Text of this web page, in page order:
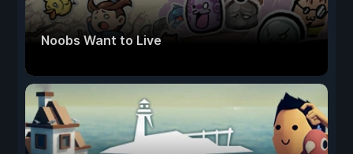
Noobs Want to Live